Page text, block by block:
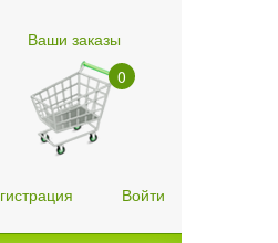
Ваши заказы
0
Войти